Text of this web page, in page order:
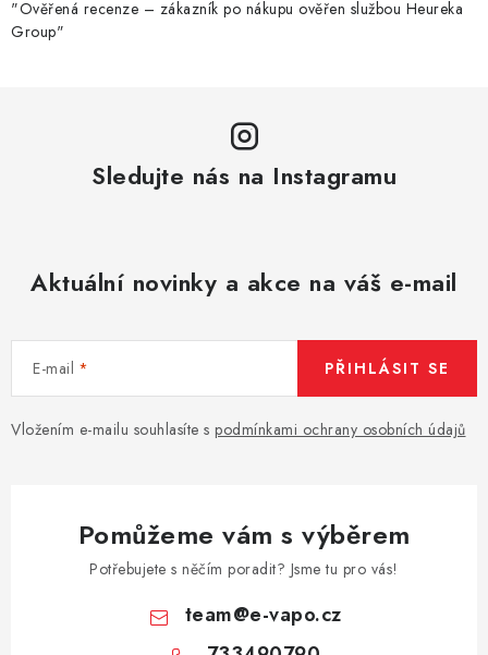
"Ověřená recenze – zákazník po nákupu ověřen službou Heureka
Group"
Sledujte nás na Instagramu
Aktuální novinky a akce na váš e-mail
E-mail
Vložením e-mailu souhlasíte s podmínkami ochrany osobních údajů
PŘIHLÁSIT SE
Pomůžeme vám s výběrem
Potřebujete s něčím poradit? Jsme tu pro vás!
team@e-vapo.cz